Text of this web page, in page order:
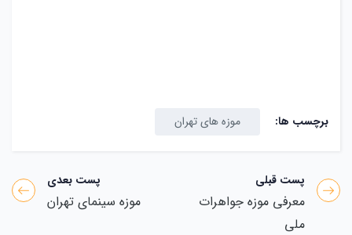
برچسب ها: موزه های تهران
پست قبلی
معرفی موزه جواهرات
ملی
پست بعدی
موزه سینمای تهران